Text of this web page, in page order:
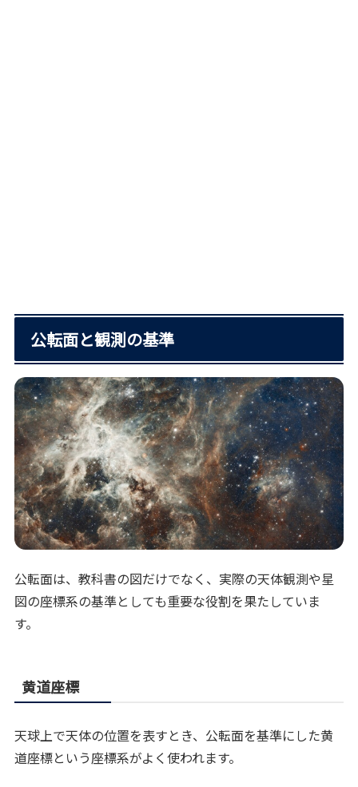
公転面と観測の基準
公転面は、教科書の図だけでなく、実際の天体観測や星
図の座標系の基準としても重要な役割を果たしていま
す。
黄道座標
天球上で天体の位置を表すとき、公転面を基準にした黄
道座標という座標系がよく使われます。